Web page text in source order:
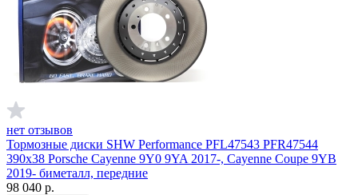
нет отзывов
Тормозные диски SHW Performance PFL47543 PFR47544
390x38 Porsche Cayenne 9Y0 9YA 2017-, Cayenne Coupe 9YB
2019- биметалл, передние
98 040 р.